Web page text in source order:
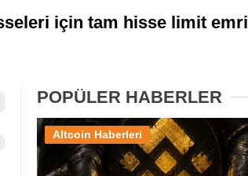
için tam hisse limit emri
POPÜLER HABERLER
Altcoin Haberleri